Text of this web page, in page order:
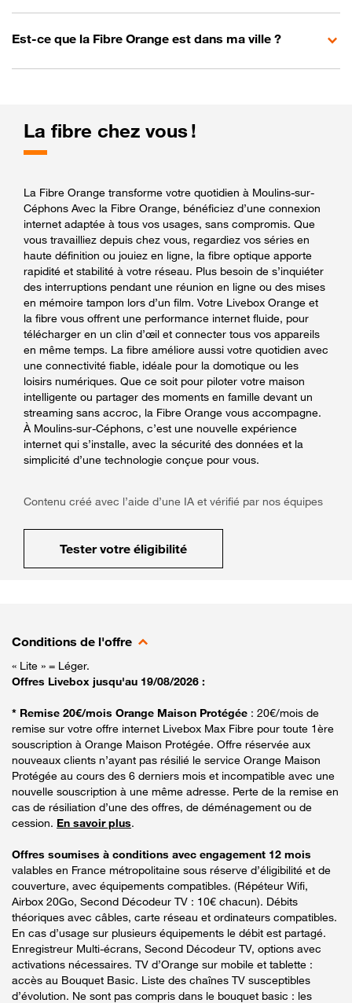
Est-ce que la Fibre Orange est dans ma ville ?
La fibre chez vous !
La Fibre Orange transforme votre quotidien à Moulins-sur-
Céphons Avec la Fibre Orange, bénéficiez d’une connexion
internet adaptée à tous vos usages, sans compromis. Que
vous travailliez depuis chez vous, regardiez vos séries en
haute définition ou jouiez en ligne, la fibre optique apporte
rapidité et stabilité à votre réseau. Plus besoin de s’inquiéter
des interruptions pendant une réunion en ligne ou des mises
en mémoire tampon lors d’un film. Votre Livebox Orange et
la fibre vous offrent une performance internet fluide, pour
télécharger en un clin d’œil et connecter tous vos appareils
en même temps. La fibre améliore aussi votre quotidien avec
une connectivité fiable, idéale pour la domotique ou les
loisirs numériques. Que ce soit pour piloter votre maison
intelligente ou partager des moments en famille devant un
streaming sans accroc, la Fibre Orange vous accompagne.
À Moulins-sur-Céphons, c’est une nouvelle expérience
internet qui s’installe, avec la sécurité des données et la
simplicité d’une technologie conçue pour vous.
Contenu créé avec l’aide d’une IA et vérifié par nos équipes
Tester votre éligibilité
Conditions de l'offre
« Lite » = Léger.
Offres Livebox jusqu'au 19/08/2026 :
* Remise 20€/mois Orange Maison Protégée : 20€/mois de
remise sur votre offre internet Livebox Max Fibre pour toute 1ère
souscription à Orange Maison Protégée. Offre réservée aux
nouveaux clients n’ayant pas résilié le service Orange Maison
Protégée au cours des 6 derniers mois et incompatible avec une
nouvelle souscription à une même adresse. Perte de la remise en
cas de résiliation d’une des offres, de déménagement ou de
cession. En savoir plus.
Offres soumises à conditions avec engagement 12 mois
valables en France métropolitaine sous réserve d’éligibilité et de
couverture, avec équipements compatibles. (Répéteur Wifi,
Airbox 20Go, Second Décodeur TV : 10€ chacun). Débits
théoriques avec câbles, carte réseau et ordinateurs compatibles.
En cas d’usage sur plusieurs équipements le débit est partagé.
Enregistreur Multi-écrans, Second Décodeur TV, options avec
activations nécessaires. TV d’Orange sur mobile et tablette :
accès au Bouquet Basic. Liste des chaînes TV susceptibles
d’évolution. Ne sont pas compris dans le bouquet basic : les